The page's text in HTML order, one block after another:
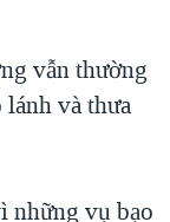
vẫn thường
và thưa
những vụ bạo